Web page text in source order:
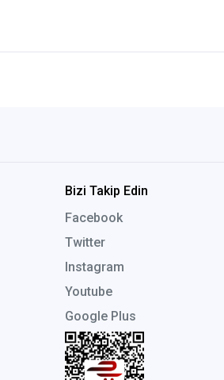
Bizi Takip Edin
Facebook
Twitter
Instagram
Youtube
Google Plus